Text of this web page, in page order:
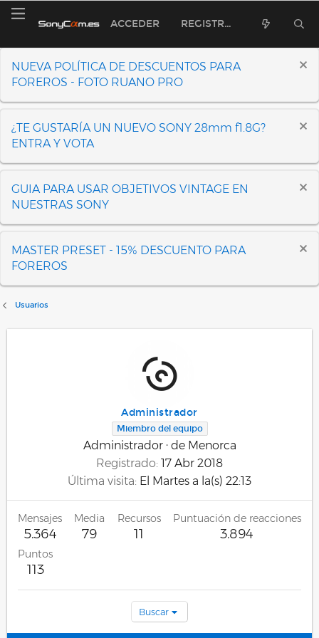
ACCEDER REGISTRARSE
NUEVA POLÍTICA DE DESCUENTOS PARA
FOREROS - FOTO RUANO PRO
¿TE GUSTARÍA UN NUEVO SONY 28mm f1.8G?
ENTRA Y VOTA
GUIA PARA USAR OBJETIVOS VINTAGE EN
NUESTRAS SONY
MASTER PRESET - 15% DESCUENTO PARA
FOREROS
Usuarios
Administrador
Miembro del equipo
Administrador · de Menorca
Registrado 17 Abr 2018
Última visita El Martes a la(s) 22:13
Mensajes
5.364
Media
79
Recursos
11
Puntuación de reacciones
3.894
Puntos
113
Buscar